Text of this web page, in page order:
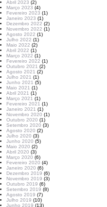
Abril 2023 (2)
Março 2023 (4)
Fevereiro 2023 (1)
Janeiro 2023 (1)
Dezembro 2022 (2)
Novembro 2022 (1)
Agosto 2022 (1)
Julho 2022 (1)
Maio 2022 (2)
Abril 2022 (1)
Março 2022 (1)
Fevereiro 2022 (1)
Outubro 2021 (2)
Agosto 2021 (2)
Julho 2021 (1)
Junho 2021 (5)
Maio 2021 (1)
Abril 2021 (1)
Março 2021 (1)
Fevereiro 2021 (1)
Janeiro 2021 (1)
Novembro 2020 (1)
Outubro 2020 (1)
Setembro 2020 (3)
Agosto 2020 (2)
Julho 2020 (3)
Junho 2020 (5)
Maio 2020 (2)
Abril 2020 (3)
Março 2020 (6)
Fevereiro 2020 (4)
Janeiro 2020 (6)
Dezembro 2019 (6)
Novembro 2019 (3)
Outubro 2019 (6)
Setembro 2019 (8)
Agosto 2019 (7)
Julho 2019 (10)
Junho 2019 (13)